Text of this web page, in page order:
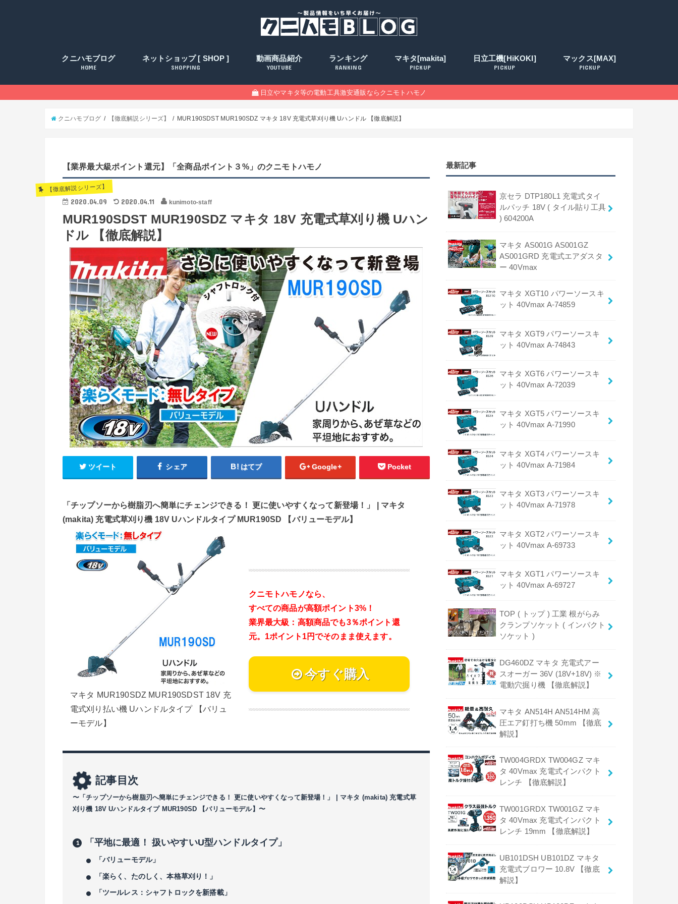
クニハモブログ
HOME
ネットショップ [ SHOP ]
SHOPPING
動画商品紹介
YOUTUBE
ランキング
RANKING
マキタ[makita]
PICKUP
日立工機[HiKOKI]
PICKUP
マックス[MAX]
PICKUP
日立やマキタ等の電動工具激安通販ならクニモトハモノ
クニハモブログ 【徹底解説シリーズ】 MUR190SDST MUR190SDZ マキタ 18V 充電式草刈り機 Uハンドル 【徹底解説】
【業界最大級ポイント還元】「全商品ポイント３%」のクニモトハモノ
【徹底解説シリーズ】
2020.04.09 2020.04.11 kunimoto-staff
MUR190SDST MUR190SDZ マキタ 18V 充電式草刈り機 Uハン
ドル 【徹底解説】
ツイート シェア はてブ Google+ Pocket
「チップソーから樹脂刃へ簡単にチェンジできる！ 更に使いやすくなって新登場！」 | マキタ
(makita) 充電式草刈り機 18V Uハンドルタイプ MUR190SD 【バリューモデル】
マキタ MUR190SDZ MUR190SDST 18V 充
電式刈り払い機 Uハンドルタイプ 【バリュ
ーモデル】
クニモトハモノなら、
すべての商品が高額ポイント3%！
業界最大級：高額商品でも3％ポイント還
元。 1ポイント1円でそのまま使えます。
今すぐ購入
記事目次
〜「チップソーから樹脂刃へ簡単にチェンジできる！ 更に使いやすくなって新登場！」 | マキタ (makita) 充電式草
刈り機 18V Uハンドルタイプ MUR190SD 【バリューモデル】〜
「平地に最適！ 扱いやすいU型ハンドルタイプ」
「バリューモデル」
「楽らく、たのしく、本格草刈り！」
「ツールレス：シャフトロックを新搭載」
最新記事
京セラ DTP180L1 充電式タイ
ルパッチ 18V ( タイル貼り工具
) 604200A
マキタ AS001G AS001GZ
AS001GRD 充電式エアダスタ
ー 40Vmax
マキタ XGT10 パワーソースキ
ット 40Vmax A-74859
マキタ XGT9 パワーソースキ
ット 40Vmax A-74843
マキタ XGT6 パワーソースキ
ット 40Vmax A-72039
マキタ XGT5 パワーソースキ
ット 40Vmax A-71990
マキタ XGT4 パワーソースキ
ット 40Vmax A-71984
マキタ XGT3 パワーソースキ
ット 40Vmax A-71978
マキタ XGT2 パワーソースキ
ット 40Vmax A-69733
マキタ XGT1 パワーソースキ
ット 40Vmax A-69727
TOP ( トップ ) 工業 根がらみ
クランプソケット ( インパクト
ソケット )
DG460DZ マキタ 充電式アー
スオーガー 36V (18V+18V) ※
電動穴掘り機 【徹底解説】
マキタ AN514H AN514HM 高
圧エア釘打ち機 50mm 【徹底
解説】
TW004GRDX TW004GZ マキ
タ 40Vmax 充電式インパクト
レンチ 【徹底解説】
TW001GRDX TW001GZ マキ
タ 40Vmax 充電式インパクト
レンチ 19mm 【徹底解説】
UB101DSH UB101DZ マキタ
充電式ブロワー 10.8V 【徹底
解説】